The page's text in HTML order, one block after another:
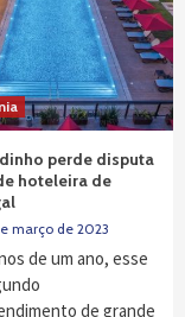
perde disputa
hoteleira de
março de 2023
de um ano, esse
de grande